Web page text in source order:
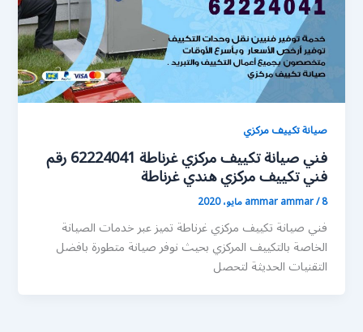
صيانة تكييف مركزي
فني صيانة تكييف مركزي غرناطة 62224041 رقم
فني تكييف مركزي هندي غرناطة
ammar ammar/8 مايو، 2020
فني صيانة تكييف مركزي غرناطة تميز عبر خدمات الصيانة
الخاصة بالتكييف المركزي بحيث نوفر صيانة متطورة بافضل
التقنيات الحديثة لتحصل